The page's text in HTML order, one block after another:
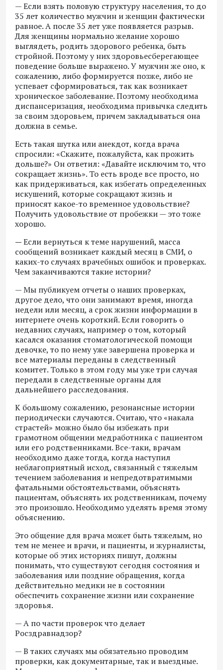
— Если взять половую структуру населения, то до
35 лет количество мужчин и женщин фактически
равное. А после 35 лет уже появляется разрыв.
Для женщины нормально желание хорошо
выглядеть, родить здорового ребенка, быть
стройной. Поэтому у них здоровьесберегающее
поведение больше выражено. У мужчин же оно, к
сожалению, либо формируется позже, либо не
успевает сформироваться, так как возникает
хроническое заболевание. Поэтому необходима
диспансеризация, необходима привычка следить
за своим здоровьем, причем закладываться она
должна в семье.
Есть такая шутка или анекдот, когда врача
спросили: «Скажите, пожалуйста, как прожить
дольше?» Он ответил: «Давайте исключим то, что
сокращает жизнь». То есть вроде все просто, но
как придерживаться, как избегать определенных
искушений, которые сокращают жизнь и
приносят какое-то временное удовольствие?
Получить удовольствие от пробежки — это тоже
хорошо.
—Если вернуться к теме нарушений, масса
сообщений возникает каждый месяц в СМИ, о
каких-то случаях врачебных ошибок и проверках.
Чем заканчиваются такие истории?
— Мы публикуем отчеты о наших проверках,
другое дело, что они занимают время, иногда
недели или месяц, а срок жизни информации в
интернете очень короткий. Если говорить о
недавних случаях, например о том, который
касался оказания стоматологической помощи
девочке, то по нему уже завершена проверка и
все материалы переданы в следственный
комитет. Только в этом году мы уже три случая
передали в следственные органы для
дальнейшего расследования.
К большому сожалению, резонансные истории
периодически случаются. Считаю, что «накала
страстей» можно было бы избежать при
грамотном общении медработника с пациентом
или его родственниками. Все-таки, врачам
необходимо даже тогда, когда наступил
неблагоприятный исход, связанный с тяжелым
течением заболевания и непредотвратимыми
фатальными обстоятельствами, объяснять
пациентам, объяснять их родственникам, почему
это произошло. Необходимо уделять время этому
объяснению.
Это общение для врача может быть тяжелым, но
тем не менее и врачи, и пациенты, и журналисты,
которые об этих историях пишут, должны
понимать, что существуют сегодня состояния и
заболевания или поздние обращения, когда
действительно медики не в состоянии
обеспечить сохранение жизни или сохранение
здоровья.
— А по части проверок что делает
Росздравнадзор?
— В таких случаях мы обязательно проводим
проверки, как документарные, так и выездные.